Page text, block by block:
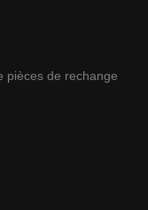
pièces de rechange